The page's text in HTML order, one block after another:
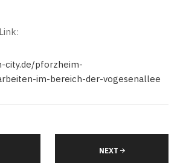
city.de/pforzheim-
im-bereich-der-vogesenallee
NEXT